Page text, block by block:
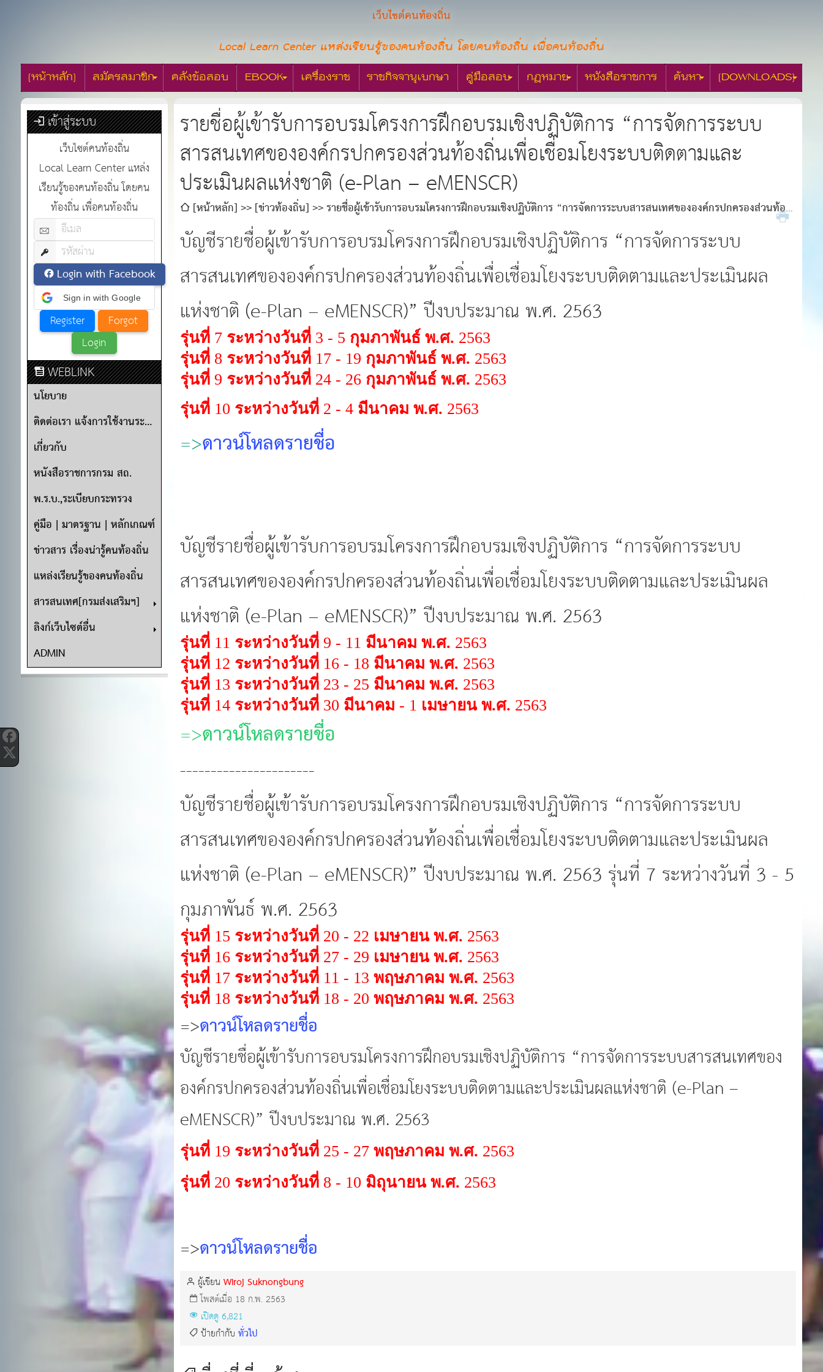
เว็บไซต์คนท้องถิ่น
Local Learn Center แหล่งเรียนรู้ของคนท้องถิ่น โดยคนท้องถิ่น เพื่อคนท้องถิ่น
[หน้าหลัก] สมัครสมาชิก คลังข้อสอบ EBOOK เครื่องราช ราชกิจจานุเบกษา คู่มือสอบ กฎหมาย หนังสือราชการ ค้นหา [DOWNLOADS]
เข้าสู่ระบบ
เว็บไซต์คนท้องถิ่น
Local Learn Center แหล่ง
เรียนรู้ของคนท้องถิ่น โดยคน
ท้องถิ่น เพื่อคนท้องถิ่น
Login with Facebook
Sign in with Google
WEBLINK
นโยบาย
ติดต่อเรา แจ้งการใช้งานระบบ
เกี่ยวกับ
หนังสือราชการกรม สถ.
พ.ร.บ.,ระเบียบกระทรวง
คู่มือ | มาตรฐาน | หลักเกณฑ์
ข่าวสาร เรื่องน่ารู้คนท้องถิ่น
แหล่งเรียนรู้ของคนท้องถิ่น
สารสนเทศ[กรมส่งเสริมฯ]
ลิงก์เว็บไซต์อื่น
ADMIN
รายชื่อผู้เข้ารับการอบรมโครงการฝึกอบรมเชิงปฏิบัติการ “การจัดการระบบ
สารสนเทศขององค์กรปกครองส่วนท้องถิ่นเพื่อเชื่อมโยงระบบติดตามและ
ประเมินผลแห่งชาติ (e-Plan – eMENSCR)
[หน้าหลัก] [ข่าวท้องถิ่น]
รายชื่อผู้เข้ารับการอบรมโครงการฝึกอบรมเชิงปฏิบัติการ “การจัดการระบบสารสนเทศขององค์กรปกครองส่วนท้อง
ถิ่นเพื่อเชื่อมโยงระบบติดตามและประเมินผลแห่งชาติ (e-Plan – eMENSCR)
บัญชีรายชื่อผู้เข้ารับการอบรมโครงการฝึกอบรมเชิงปฏิบัติการ “การจัดการระบบ
สารสนเทศขององค์กรปกครองส่วนท้องถิ่นเพื่อเชื่อมโยงระบบติดตามและประเมินผล
แห่งชาติ (e-Plan – eMENSCR)” ปีงบประมาณ พ.ศ. 2563
รุ่นที่ 7 ระหว่างวันที่ 3 - 5 กุมภาพันธ์ พ.ศ. 2563
รุ่นที่ 8 ระหว่างวันที่ 17 - 19 กุมภาพันธ์ พ.ศ. 2563
รุ่นที่ 9 ระหว่างวันที่ 24 - 26 กุมภาพันธ์ พ.ศ. 2563
รุ่นที่ 10 ระหว่างวันที่ 2 - 4 มีนาคม พ.ศ. 2563
=>ดาวน์โหลดรายชื่อ
บัญชีรายชื่อผู้เข้ารับการอบรมโครงการฝึกอบรมเชิงปฏิบัติการ “การจัดการระบบ
สารสนเทศขององค์กรปกครองส่วนท้องถิ่นเพื่อเชื่อมโยงระบบติดตามและประเมินผล
แห่งชาติ (e-Plan – eMENSCR)” ปีงบประมาณ พ.ศ. 2563
รุ่นที่ 11 ระหว่างวันที่ 9 - 11 มีนาคม พ.ศ. 2563
รุ่นที่ 12 ระหว่างวันที่ 16 - 18 มีนาคม พ.ศ. 2563
รุ่นที่ 13 ระหว่างวันที่ 23 - 25 มีนาคม พ.ศ. 2563
รุ่นที่ 14 ระหว่างวันที่ 30 มีนาคม - 1 เมษายน พ.ศ. 2563
=>ดาวน์โหลดรายชื่อ
----------------------
บัญชีรายชื่อผู้เข้ารับการอบรมโครงการฝึกอบรมเชิงปฏิบัติการ “การจัดการระบบ
สารสนเทศขององค์กรปกครองส่วนท้องถิ่นเพื่อเชื่อมโยงระบบติดตามและประเมินผล
แห่งชาติ (e-Plan – eMENSCR)” ปีงบประมาณ พ.ศ. 2563 รุ่นที่ 7 ระหว่างวันที่ 3 - 5
กุมภาพันธ์ พ.ศ. 2563
รุ่นที่ 15 ระหว่างวันที่ 20 - 22 เมษายน พ.ศ. 2563
รุ่นที่ 16 ระหว่างวันที่ 27 - 29 เมษายน พ.ศ. 2563
รุ่นที่ 17 ระหว่างวันที่ 11 - 13 พฤษภาคม พ.ศ. 2563
รุ่นที่ 18 ระหว่างวันที่ 18 - 20 พฤษภาคม พ.ศ. 2563
=>ดาวน์โหลดรายชื่อ
บัญชีรายชื่อผู้เข้ารับการอบรมโครงการฝึกอบรมเชิงปฏิบัติการ “การจัดการระบบสารสนเทศของ
องค์กรปกครองส่วนท้องถิ่นเพื่อเชื่อมโยงระบบติดตามและประเมินผลแห่งชาติ (e-Plan –
eMENSCR)” ปีงบประมาณ พ.ศ. 2563
รุ่นที่ 19 ระหว่างวันที่ 25 - 27 พฤษภาคม พ.ศ. 2563
รุ่นที่ 20 ระหว่างวันที่ 8 - 10 มิถุนายน พ.ศ. 2563
=>ดาวน์โหลดรายชื่อ
ผู้เขียนWiroj Suknongbung
โพสต์เมื่อ 18 ก.พ. 2563
เปิดดู 6,821
ป้ายกำกับ ทั่วไป